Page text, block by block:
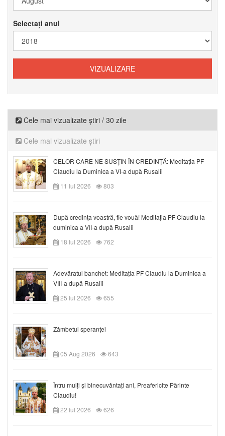
Selectați anul
Cele mai vizualizate știri / 30 zile
Cele mai vizualizate știri
CELOR CARE NE SUSȚIN ÎN CREDINȚĂ: Meditația PF
Claudiu la Duminica a VI-a după Rusalii
11 Iul 2026
803
După credinţa voastră, fie vouă! Meditația PF Claudiu la
duminica a VII-a după Rusalii
18 Iul 2026
762
Adevăratul banchet: Meditația PF Claudiu la Duminica a
VIII-a după Rusalii
25 Iul 2026
655
Zâmbetul speranței
05 Aug 2026 643
Întru mulți și binecuvântați ani, Preafericite Părinte
Claudiu!
22 Iul 2026
626